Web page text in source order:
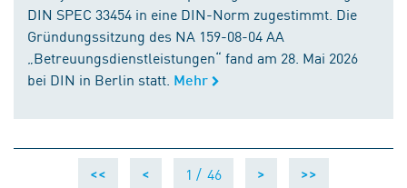
DIN SPEC 33454 in eine DIN-Norm zugestimmt. Die
Gründungssitzung des NA 159-08-04 AA
„Betreuungsdienstleistungen“ fand am 28. Mai 2026
bei DIN in Berlin statt. Mehr
<< < 1 / 46 > >>